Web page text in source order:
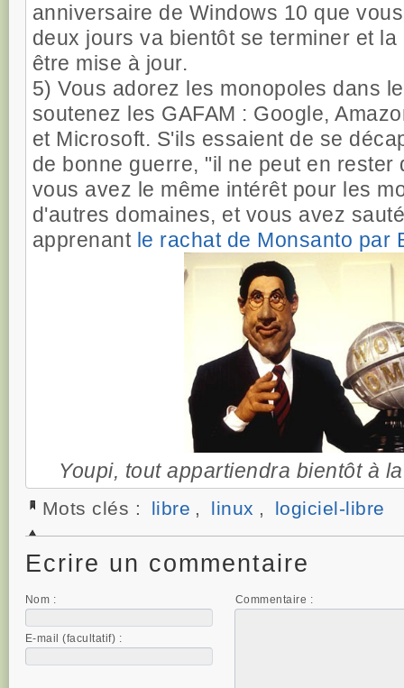
anniversaire de Windows 10 que
deux jours va bientôt se terminer et
être mise à jour.
5) Vous adorez les monopoles dans
soutenez les GAFAM : Google,
et Microsoft. S'ils essaient de se
de bonne guerre, "il ne peut en rester
vous avez le même intérêt pour les
d'autres domaines, et vous avez
apprenant le rachat de Monsanto par
Youpi, tout appartiendra bientôt à
Mots clés : libre , linux , logiciel-libre
Ecrire un commentaire
Nom :
E-mail (facultatif) :
Commentaire :